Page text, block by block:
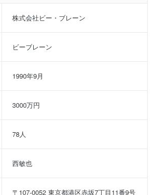
株式会社ビー・ブレーン
ビーブレーン
1990年9月
3000万円
78人
西敏也
〒107-0052 東京都港区赤坂7丁目11番9号